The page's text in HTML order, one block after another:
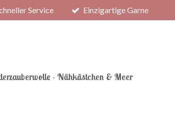
Service Einzigartige Garne
- Nähkästchen & Meer